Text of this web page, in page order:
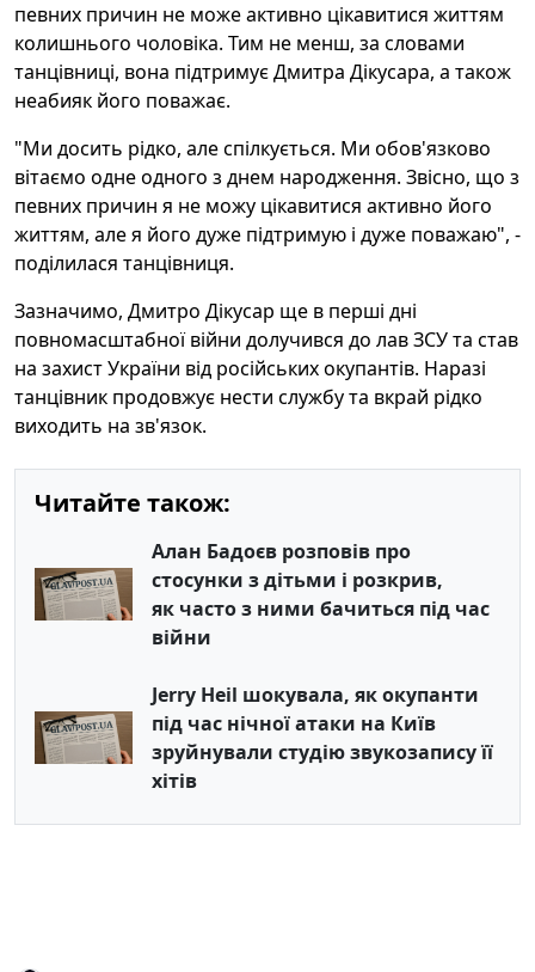
певних причин не може активно цікавитися життям
колишнього чоловіка. Тим не менш, за словами
танцівниці, вона підтримує Дмитра Дікусара, а також
неабияк його поважає.
"Ми досить рідко, але спілкується. Ми обов'язково
вітаємо одне одного з днем народження. Звісно, що з
певних причин я не можу цікавитися активно його
життям, але я його дуже підтримую і дуже поважаю", -
поділилася танцівниця.
Зазначимо, Дмитро Дікусар ще в перші дні
повномасштабної війни долучився до лав ЗСУ та став
на захист України від російських окупантів. Наразі
танцівник продовжує нести службу та вкрай рідко
виходить на зв'язок.
Читайте також:
Алан Бадоєв розповів про
стосунки з дітьми і розкрив,
як часто з ними бачиться під час
війни
Jerry Heil шокувала, як окупанти
під час нічної атаки на Київ
зруйнували студію звукозапису її
хітів